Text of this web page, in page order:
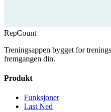
RepCount
Treningsappen bygget for
fremgangen din.
Produkt
Funksjoner
Last Ned